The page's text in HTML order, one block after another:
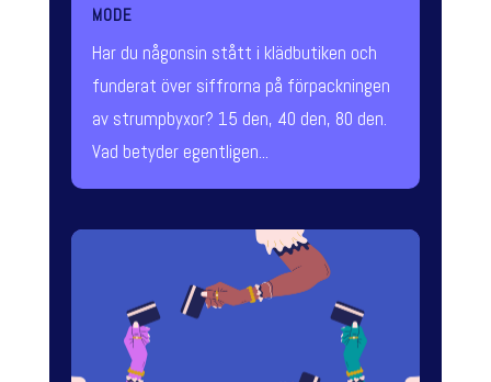
MODE
Har du någonsin stått i klädbutiken och
funderat över siffrorna på förpackningen
av strumpbyxor? 15 den, 40 den, 80 den.
Vad betyder egentligen...